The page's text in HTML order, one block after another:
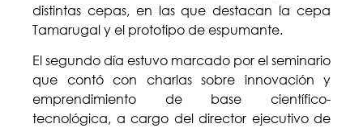
distintas cepas, en las que destacan la cepa
Tamarugal y el prototipo de espumante.
El segundo día estuvo marcado por el seminario
que contó con charlas sobre innovación y
emprendimiento de base científico-
tecnológica, a cargo del director ejecutivo de